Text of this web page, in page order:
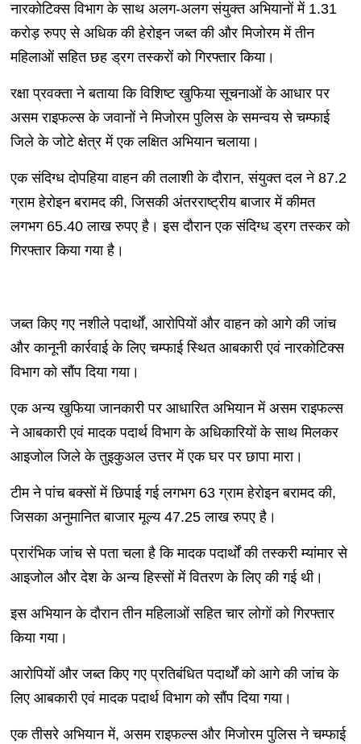
नारकोटिक्स विभाग के साथ अलग-अलग संयुक्त अभियानों में 1.31
करोड़ रुपए से अधिक की हेरोइन जब्त की और मिजोरम में तीन
महिलाओं सहित छह ड्रग तस्करों को गिरफ्तार किया।
रक्षा प्रवक्ता ने बताया कि विशिष्ट खुफिया सूचनाओं के आधार पर
असम राइफल्स के जवानों ने मिजोरम पुलिस के समन्वय से चम्फाई
जिले के जोटे क्षेत्र में एक लक्षित अभियान चलाया।
एक संदिग्ध दोपहिया वाहन की तलाशी के दौरान, संयुक्त दल ने 87.2
ग्राम हेरोइन बरामद की, जिसकी अंतरराष्ट्रीय बाजार में कीमत
लगभग 65.40 लाख रुपए है। इस दौरान एक संदिग्ध ड्रग तस्कर को
गिरफ्तार किया गया है।
जब्त किए गए नशीले पदार्थों, आरोपियों और वाहन को आगे की जांच
और कानूनी कार्रवाई के लिए चम्फाई स्थित आबकारी एवं नारकोटिक्स
विभाग को सौंप दिया गया।
एक अन्य खुफिया जानकारी पर आधारित अभियान में असम राइफल्स
ने आबकारी एवं मादक पदार्थ विभाग के अधिकारियों के साथ मिलकर
आइजोल जिले के तुइकुअल उत्तर में एक घर पर छापा मारा।
टीम ने पांच बक्सों में छिपाई गई लगभग 63 ग्राम हेरोइन बरामद की,
जिसका अनुमानित बाजार मूल्य 47.25 लाख रुपए है।
प्रारंभिक जांच से पता चला है कि मादक पदार्थों की तस्करी म्यांमार से
आइजोल और देश के अन्य हिस्सों में वितरण के लिए की गई थी।
इस अभियान के दौरान तीन महिलाओं सहित चार लोगों को गिरफ्तार
किया गया।
आरोपियों और जब्त किए गए प्रतिबंधित पदार्थों को आगे की जांच के
लिए आबकारी एवं मादक पदार्थ विभाग को सौंप दिया गया।
एक तीसरे अभियान में, असम राइफल्स और मिजोरम पुलिस ने चम्फाई